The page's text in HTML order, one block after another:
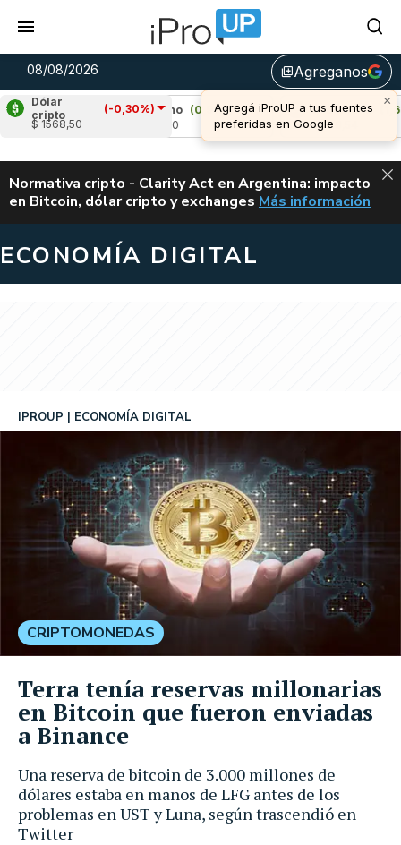
08/08/2026 library_addAgreganos
×
Agregá iProUP a tus fuentes
preferidas en Google
Dólar
cripto
(-0,30%)
$ 1568,50
Cardano (0,91%)
Avalanche (1,62%)
u$s 6,54
ALERTA
Normativa cripto - Clarity Act en Argentina: impacto
en Bitcoin, dólar cripto y exchanges CLARITY ACT EN
Más información
ECONOMÍA DIGITAL
Una reserva de bitcoin de 3.000 millones de
dólares estaba en manos de LFG antes de los
problemas en UST y Luna, según trascendió en
Twitter
IPROUP ECONOMÍA DIGITAL
CRIPTOMONEDAS
Terra tenía reservas millonarias
en Bitcoin que fueron enviadas
a Binance